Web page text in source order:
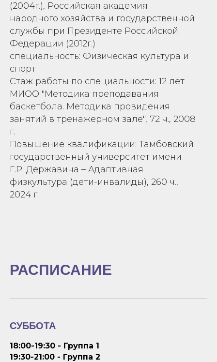
(2004г.), Российская академия
народного хозяйства и государственной
службы при Президенте Российской
Федерации (2012г.)
специальность: Физическая культура и
спорт
Стаж работы по специальности: 12 лет
МИОО "Методика преподавания
баскетбола. Методика провидения
занятий в тренажерном зале", 72 ч., 2008
г.
Повышение квалификации: Тамбовский
государственный университет имени
Г.Р. Державина – Адаптивная
физкультура (дети-инвалиды), 260 ч.,
2024 г.
РАСПИСАНИЕ
СУББОТА
18:00-19:30 - Группа 1
19:30-21:00 - Группа 2